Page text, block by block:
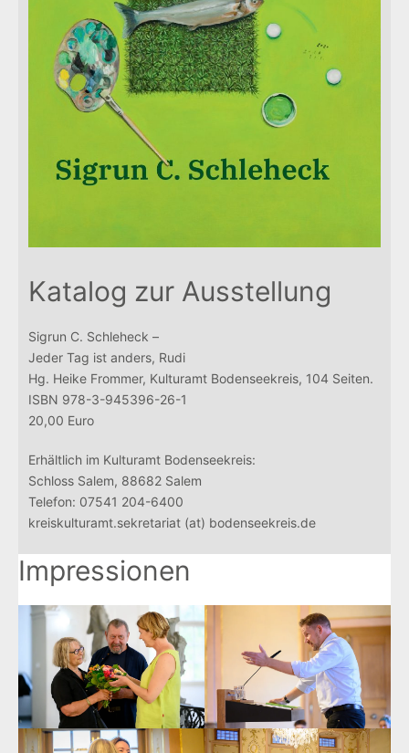
Katalog zur Ausstellung
Sigrun C. Schleheck –
Jeder Tag ist anders, Rudi
Hg. Heike Frommer, Kulturamt Bodenseekreis, 104 Seiten.
ISBN 978-3-945396-26-1
20,00 Euro
Erhältlich im Kulturamt Bodenseekreis:
Schloss Salem, 88682 Salem
Telefon: 07541 204-6400
kreiskulturamt.sekretariat (at) bodenseekreis.de
Impressionen